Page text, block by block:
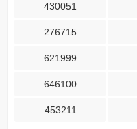
430051
276715
621999
646100
453211